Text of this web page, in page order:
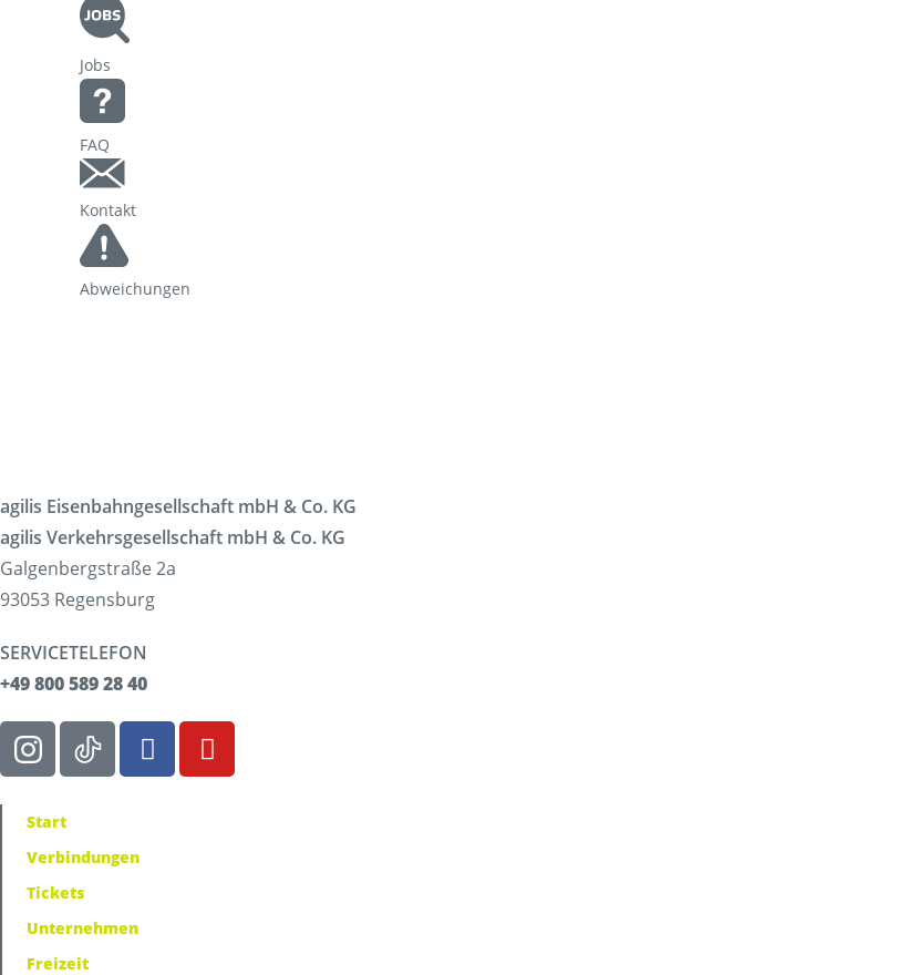
Korridorsanierung
Baumaßnahmen_RVOF
Jobs
FAQ
Kontakt
Abweichungen
agilis Eisenbahngesellschaft mbH & Co. KG
agilis Verkehrsgesellschaft mbH & Co. KG
Galgenbergstraße 2a
93053 Regensburg
SERVICETELEFON
+49 800 589 28 40
Start
Verbindungen
Tickets
Unternehmen
Freizeit